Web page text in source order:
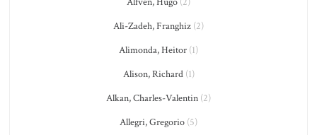
Ali-Zadeh, Franghiz (2)
Alimonda, Heitor (1)
Alison, Richard(1)
Alkan, Charles-Valentin (2)
Allegri, Gregorio (5)